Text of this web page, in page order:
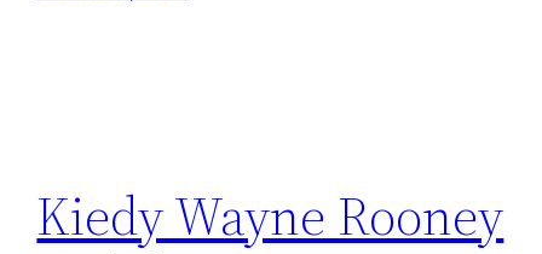
Kiedy Wayne Rooney